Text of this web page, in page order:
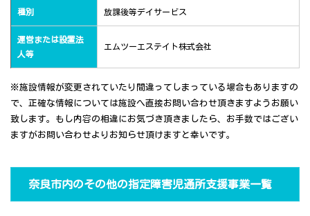
種別 放課後等デイサービス
運営または設置法
人等
エムツーエステイト株式会社
※施設情報が変更されていたり間違ってしまっている場合もありますの
で、正確な情報については施設へ直接お問い合わせ頂きますようお願い
致します。もし内容の相違にお気づき頂きましたら、お手数ではござい
ますがお問い合わせよりお知らせ頂けますと幸いです。
奈良市内のその他の指定障害児通所支援事業一覧